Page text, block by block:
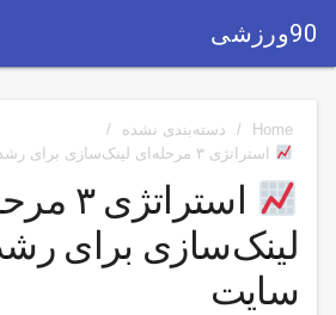
90ورزشی
Home
/ دسته‌بندی نشده
/
استراتژی ۳ مرحله‌ای لینک‌سازی برای رشد پایدار سایت
لینک‌سازی برای رشد
سایت